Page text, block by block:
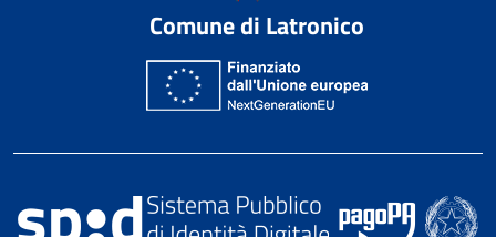
Comune di Latronico